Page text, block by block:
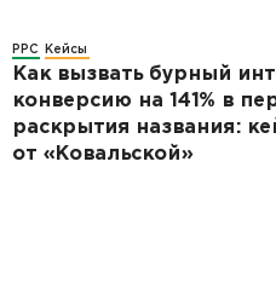
PPC Кейсы
Как вызвать бурный
конверсию на 141% в
раскрытия названия:
от «Ковальской»